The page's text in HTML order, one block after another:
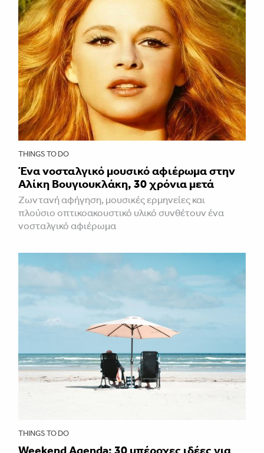
THINGS TO DO
Ένα νοσταλγικό μουσικό αφιέρωμα στην
Αλίκη Βουγιουκλάκη, 30 χρόνια μετά
Ζωντανή αφήγηση, μουσικές ερμηνείες και
πλούσιο οπτικοακουστικό υλικό συνθέτουν ένα
νοσταλγικό αφιέρωμα
THINGS TO DO
Weekend Agenda: 30 υπέροχες ιδέες για